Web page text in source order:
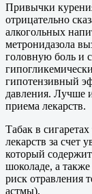
Привычки
отрицательно
алкогольных
метронидазола
головную боль и
гипотензивный
давления. Лучше
приема лекарств.
Табак в
лекарств за счет
который
шоколаде, а
риск отравления
астмы).